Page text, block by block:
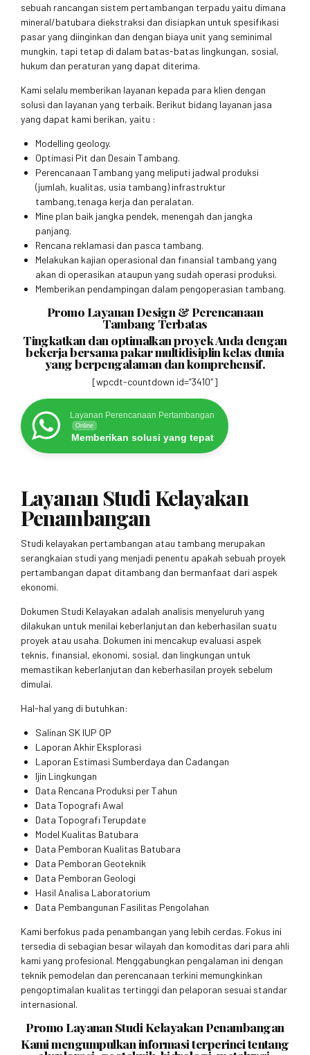
sebuah rancangan sistem pertambangan terpadu yaitu dimana
mineral/batubara diekstraksi dan disiapkan untuk spesifikasi
pasar yang diinginkan dan dengan biaya unit yang seminimal
mungkin, tapi tetap di dalam batas-batas lingkungan, sosial,
hukum dan peraturan yang dapat diterima.
Kami selalu memberikan layanan kepada para klien dengan
solusi dan layanan yang terbaik. Berikut bidang layanan jasa
yang dapat kami berikan, yaitu :
Modelling geology.
Optimasi Pit dan Desain Tambang.
Perencanaan Tambang yang meliputi jadwal produksi
(jumlah, kualitas, usia tambang) infrastruktur
tambang,tenaga kerja dan peralatan.
Mine plan baik jangka pendek, menengah dan jangka
panjang.
Rencana reklamasi dan pasca tambang.
Melakukan kajian operasional dan finansial tambang yang
akan di operasikan ataupun yang sudah operasi produksi.
Memberikan pendampingan dalam pengoperasian tambang.
Promo Layanan Design & Perencanaan
Tambang Terbatas
Tingkatkan dan optimalkan proyek Anda dengan
bekerja bersama pakar multidisiplin kelas dunia
yang berpengalaman dan komprehensif.
[wpcdt-countdown id=”3410″]
Layanan Perencanaan Pertambangan
Online
Memberikan solusi yang tepat
Layanan Studi Kelayakan
Penambangan
Studi kelayakan pertambangan atau tambang merupakan
serangkaian studi yang menjadi penentu apakah sebuah proyek
pertambangan dapat ditambang dan bermanfaat dari aspek
ekonomi.
Dokumen Studi Kelayakan adalah analisis menyeluruh yang
dilakukan untuk menilai keberlanjutan dan keberhasilan suatu
proyek atau usaha. Dokumen ini mencakup evaluasi aspek
teknis, finansial, ekonomi, sosial, dan lingkungan untuk
memastikan keberlanjutan dan keberhasilan proyek sebelum
dimulai.
Hal-hal yang di butuhkan:
Salinan SK IUP OP
Laporan Akhir Eksplorasi
Laporan Estimasi Sumberdaya dan Cadangan
Ijin Lingkungan
Data Rencana Produksi per Tahun
Data Topografi Awal
Data Topografi Terupdate
Model Kualitas Batubara
Data Pemboran Kualitas Batubara
Data Pemboran Geoteknik
Data Pemboran Geologi
Hasil Analisa Laboratorium
Data Pembangunan Fasilitas Pengolahan
Kami berfokus pada penambangan yang lebih cerdas. Fokus ini
tersedia di sebagian besar wilayah dan komoditas dari para ahli
kami yang profesional. Menggabungkan pengalaman ini dengan
teknik pemodelan dan perencanaan terkini memungkinkan
pengoptimalan kualitas tertinggi dan pelaporan sesuai standar
internasional.
Promo Layanan Studi Kelayakan Penambangan
Kami mengumpulkan informasi terperinci tentang